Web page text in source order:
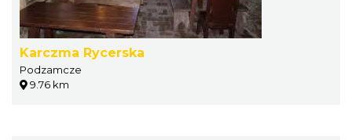
Karczma Rycerska
Podzamcze
9.76 km